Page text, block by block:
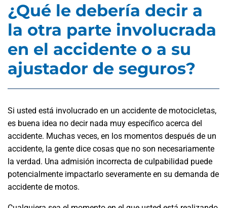
¿Qué le debería decir a
la otra parte involucrada
en el accidente o a su
ajustador de seguros?
Si usted está involucrado en un accidente de motocicletas,
es buena idea no decir nada muy específico acerca del
accidente. Muchas veces, en los momentos después de un
accidente, la gente dice cosas que no son necesariamente
la verdad. Una admisión incorrecta de culpabilidad puede
potencialmente impactarlo severamente en su demanda de
accidente de motos.